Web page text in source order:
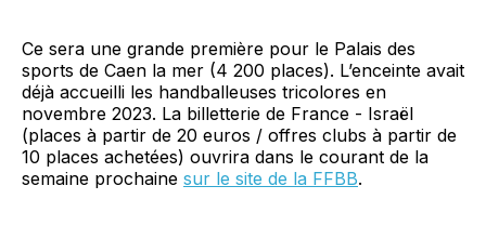
Ce sera une grande première pour le Palais des
sports de Caen la mer (4 200 places). L’enceinte avait
déjà accueilli les handballeuses tricolores en
novembre 2023. La billetterie de France - Israël
(places à partir de 20 euros / offres clubs à partir de
10 places achetées) ouvrira dans le courant de la
semaine prochaine sur le site de la FFBB.